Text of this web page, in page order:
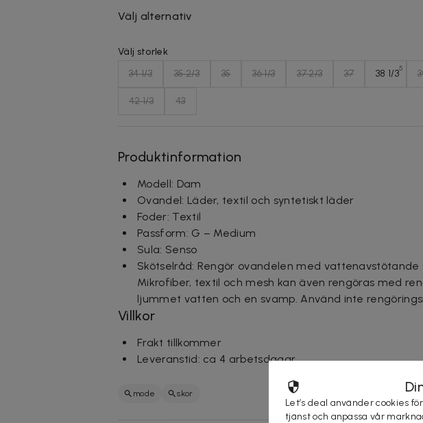
Välj alternativ
Välj storlek
34 1/3
35 2/3 35 36 1/3 37 2/3 37 38 1/35
42 1/3 43
Produktinformation
Modell: Dam
Ovandel: Läder, textil och syntetiskt läder
Foder: Textil
Passform: G – Medium
Sula: Senso
Skötselråd: Rengör ovandelen med
Mikrofiber, textil och mesh kan även rengöras med
ljummet vatten och en svamp. Använd inte
Villkor
Frakt tillkommer
Leveranstid: ca 4 arbetsdagar
mode skor
Let’s deal använder cookies
tjänst och anpassa vår